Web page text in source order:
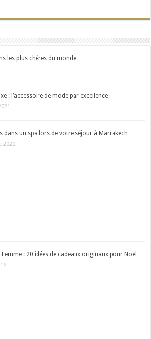
les plus chères du monde
: l’accessoire de mode par excellence
dans un spa lors de votre séjour à Marrakech
2020
Femme : 20 idées de cadeaux originaux pour Noël